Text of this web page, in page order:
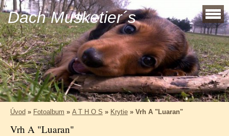
Dach Musketier´s
Úvod » Fotoalbum » A T H O S » Krytie » Vrh A "Luaran"
Vrh A "Luaran"